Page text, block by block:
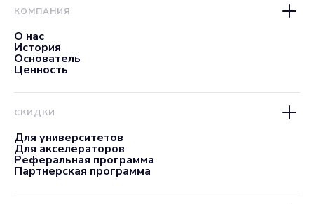
КОМПАНИЯ
О нас
История
Основатель
Ценность
СКИДКИ
Для университетов
Для акселераторов
Реферальная программа
Партнерская программа